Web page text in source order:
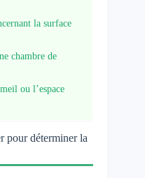
la surface
chambre de
ou l’espace
pour déterminer la